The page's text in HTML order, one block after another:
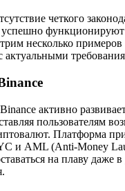
четкого
функционируют
несколько
актуальными
активно
пользователям
Платформа
и AML (Anti-Money
на плаву даже